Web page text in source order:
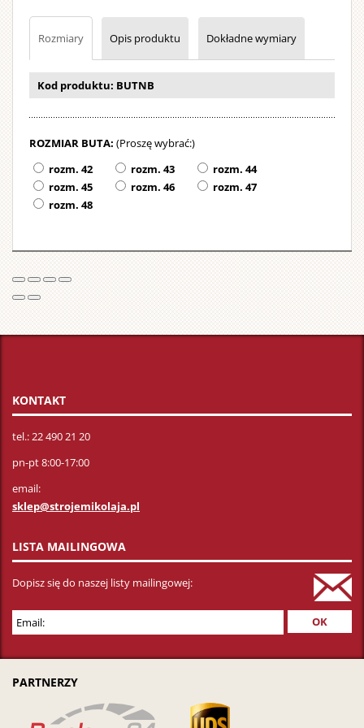
i
wielkim
można
prać
Rozmiary Opis produktu Dokładne wymiary
Kod produktu: BUTNB
ROZMIAR BUTA: (Proszę wybrać:)
rozm. 42
rozm. 43
rozm. 44
rozm. 45
rozm. 46
rozm. 47
rozm. 48
KONTAKT
tel.: 22 490 21 20
pn-pt 8:00-17:00
email:
sklep@strojemikolaja.pl
LISTA MAILINGOWA
Dopisz się do naszej listy mailingowej:
PARTNERZY